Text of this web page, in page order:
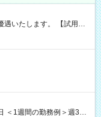
ます。 【試用期
＜1週間の勤務例＞週3回